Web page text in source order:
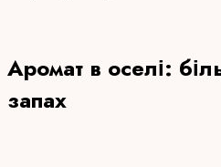
Аромат в оселі:
запах